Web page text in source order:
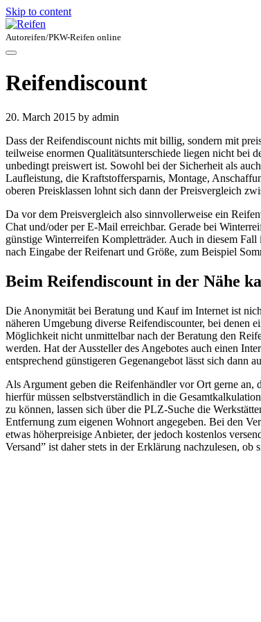
Skip to content
Autoreifen/PKW-Reifen online
Reifendiscount
20. March 2015 by admin
Dass der Reifendiscount nichts mit billig, sondern mit
teilweise enormen Qualitätsunterschiede liegen nicht bei
unbedingt preiswert ist. Sowohl bei der Sicherheit als
Laufleistung, die Kraftstoffersparnis, Montage,
oberen Preisklassen lohnt sich dann der Preisvergleich
Da vor dem Preisvergleich also sinnvollerweise ein
Chat und/oder per E-Mail erreichbar. Gerade bei
günstige Winterreifen Kompletträder. Auch in diesem Fall
nach Eingabe der Reifenart und Größe, zum Beispiel
Beim Reifendiscount in der Nähe
Die Anonymität bei Beratung und Kauf im Internet ist
näheren Umgebung diverse Reifendiscounter, bei denen
Möglichkeit nicht unmittelbar nach der Beratung den
werden. Hat der Aussteller des Angebotes auch einen
entsprechend günstigeren Gegenangebot lässt sich dann
Als Argument geben die Reifenhändler vor Ort gerne an,
hierfür müssen selbstverständlich in die
zu können, lassen sich über die PLZ-Suche die
Entfernung zum eigenen Wohnort angegeben. Bei den
etwas höherpreisige Anbieter, der jedoch kostenlos
Versand” ist daher stets in der Erklärung nachzulesen,